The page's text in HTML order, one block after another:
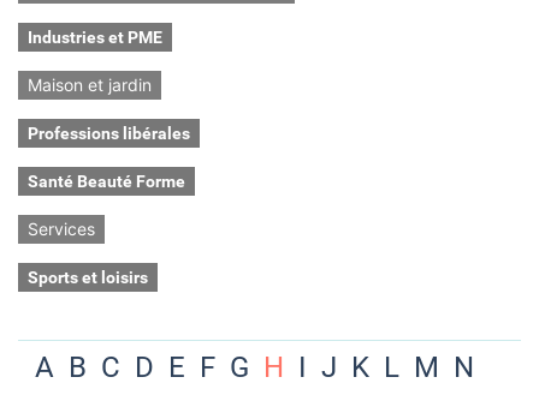
Industries et PME
Maison et jardin
Professions libérales
Santé Beauté Forme
Services
Sports et loisirs
A B C D E F G H I J K L M N